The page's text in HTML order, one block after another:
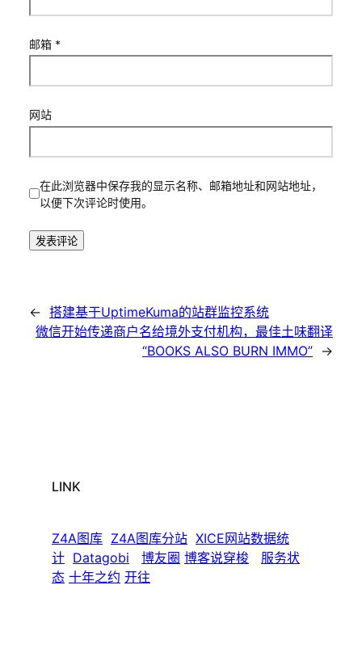
邮箱 *
网站
在此浏览器中保存我的显示名称、邮箱地址和网站地址，
以便下次评论时使用。
← 搭建基于UptimeKuma的站群监控系统
微信开始传递商户名给境外支付机构，最佳土味翻译
“BOOKS ALSO BURN IMMO” →
LINK
Z4A图库 Z4A图库分站 XICE网站数据统
计 Datagobi 博友圈 博客说穿梭
服务状
态 十年之约 开往